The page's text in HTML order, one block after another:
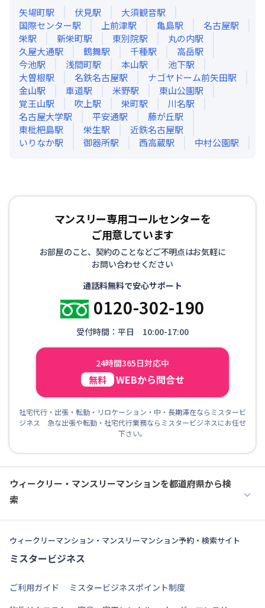
矢場町駅 伏見駅 大須観音駅
国際センター駅 上前津駅 亀島駅 名古屋駅
栄駅 新栄町駅 東別院駅 丸の内駅
久屋大通駅 鶴舞駅 千種駅 高岳駅
今池駅 浅間町駅 本山駅 池下駅
大曽根駅 名鉄名古屋駅 ナゴヤドーム前矢田駅
金山駅 車道駅 米野駅 東山公園駅
覚王山駅 吹上駅 栄町駅 川名駅
名古屋大学駅 平安通駅 藤が丘駅
東枇杷島駅 栄生駅 近鉄名古屋駅
いりなか駅 御器所駅 西高蔵駅 中村公園駅
マンスリー専用コールセンターを
ご用意しています
お部屋のこと、契約のことなどご不明点はお気軽に
お問い合わせください
通話料無料で安心サポート
0120-302-190
受付時間：平日 10:00-17:00
24時間365日対応中
無料 WEBから問合せ
社宅代行・出張・転勤・リロケーション・中・長期滞在ならミスタービ
ジネス 急な出張や転勤・社宅代行業務ならミスタービジネスにお任せ
下さい。
ウィークリー・マンスリーマンションを都道府県から検
索
ウィークリーマンション・マンスリーマンション予約・検索サイト
ミスタービジネス
ご利用ガイド
ミスタービジネスポイント制度